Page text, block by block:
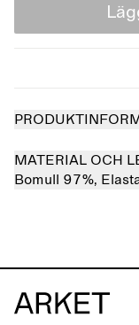
MATERIAL OCH
Bomull 97%,